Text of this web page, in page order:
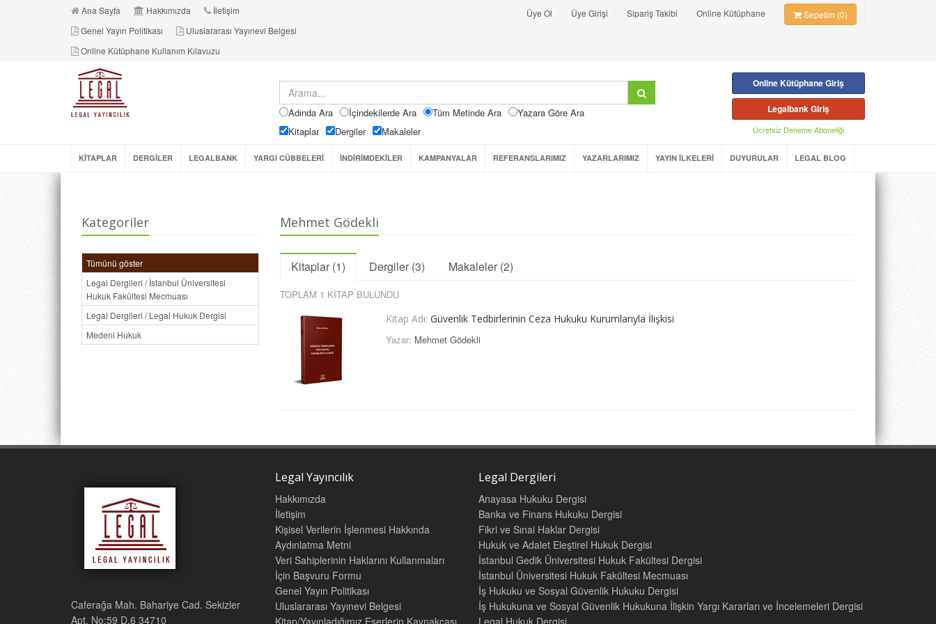
Ana Sayfa Hakkımızda
İletişim
Genel Yayın Politikası
Uluslararası Yayınevi Belgesi
Online Kütüphane Kullanım Kılavuzu
Üye Ol Üye Girişi Sipariş Takibi Online Kütüphane Sepetim (0)
Adında Ara İçindekilerde Ara Tüm Metinde Ara
Yazara Göre Ara
Kitaplar
Dergiler Makaleler
Online Kütüphane Giriş
Legalbank Giriş
Ücretsiz Deneme Aboneliği
KİTAPLAR DERGİLER LEGALBANK YARGI CÜBBELERİ İNDİRİMDEKİLER KAMPANYALAR REFERANSLARIMIZ YAZARLARIMIZ YAYIN İLKELERİ DUYURULAR LEGAL BLOG
Kategoriler
Tümünü göster
Legal Dergileri / İstanbul Üniversitesi
Hukuk Fakültesi Mecmuası
Legal Dergileri / Legal Hukuk Dergisi
Medeni Hukuk
Mehmet Gödekli
Kitaplar (1) Dergiler (3) Makaleler (2)
TOPLAM 1 KİTAP BULUNDU
Kitap Adı:Güvenlik Tedbirlerinin Ceza Hukuku Kurumlarıyla İlişkisi
Yazar: Mehmet Gödekli
Caferağa Mah. Bahariye Cad. Sekizler
Apt. No:59 D.6 34710
Legal Yayıncılık
Hakkımızda
İletişim
Kişisel Verilerin İşlenmesi Hakkında
Aydınlatma Metni
Veri Sahiplerinin Haklarını Kullanmaları
İçin Başvuru Formu
Genel Yayın Politikası
Uluslararası Yayınevi Belgesi
Kitap/Yayınladığımız Eserlerin Kaynakçası
Legal Dergileri
Anayasa Hukuku Dergisi
Banka ve Finans Hukuku Dergisi
Fikri ve Sınai Haklar Dergisi
Hukuk ve Adalet Eleştirel Hukuk Dergisi
İstanbul Gedik Üniversitesi Hukuk Fakültesi Dergisi
İstanbul Üniversitesi Hukuk Fakültesi Mecmuası
İş Hukuku ve Sosyal Güvenlik Hukuku Dergisi
İş Hukukuna ve Sosyal Güvenlik Hukukuna İlişkin Yargı Kararları ve İncelemeleri Dergisi
Legal Hukuk Dergisi